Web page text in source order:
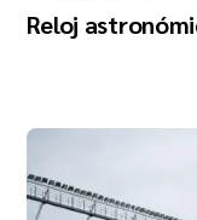
Reloj